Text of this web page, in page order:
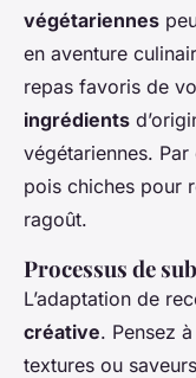
végétariennes
en aventure
repas favoris de
ingrédients
végétariennes.
pois chiches pour
ragoût.
Processus de
L’adaptation de
créative. Pensez
textures ou